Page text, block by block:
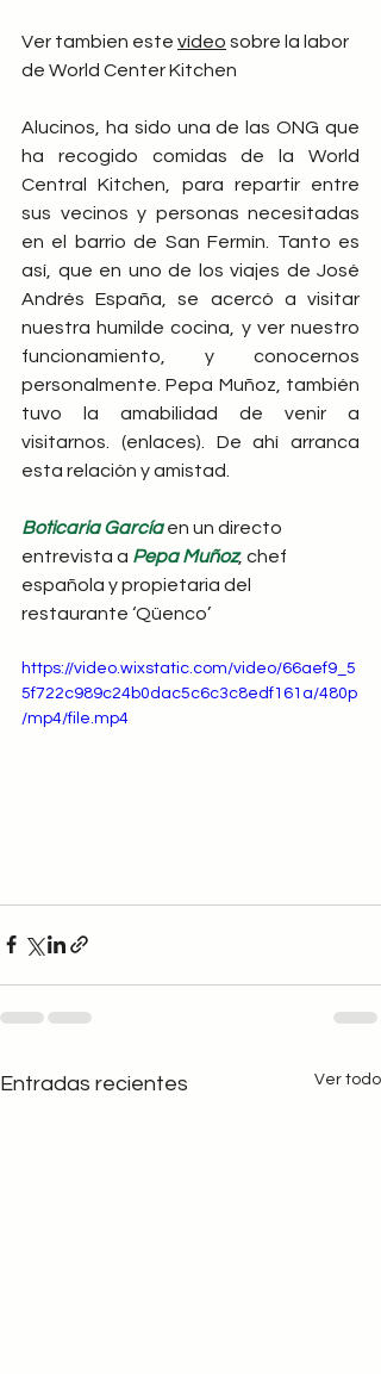
Ver tambien este vídeo sobre la labor
de World Center Kitchen
Alucinos, ha sido una de las ONG que
ha recogido comidas de la World
Central Kitchen, para repartir entre
sus vecinos y personas necesitadas
en el barrio de San Fermín. Tanto es
así, que en uno de los viajes de José
Andrés España, se acercó a visitar
nuestra humilde cocina, y ver nuestro
funcionamiento, y conocernos
personalmente. Pepa Muñoz, también
tuvo la amabilidad de venir a
visitarnos. (enlaces). De ahí arranca
esta relación y amistad.
Boticaria García en un directo
entrevista a Pepa Muñoz, chef
española y propietaria del
restaurante ‘Qüenco’
https://video.wixstatic.com/video/66aef9_5
5f722c989c24b0dac5c6c3c8edf161a/480p
/mp4/file.mp4
Entradas recientes Ver todo